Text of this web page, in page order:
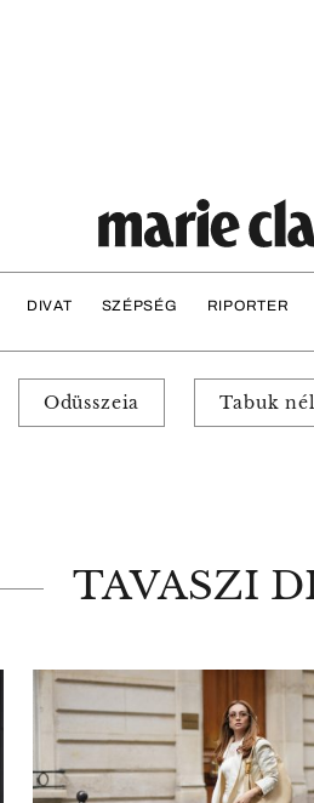
DIVAT SZÉPSÉG RIPORTER
Odüsszeia Tabuk
TAVASZI